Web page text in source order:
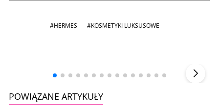
#HERMES #KOSMETYKI LUKSUSOWE
POWIĄZANE ARTYKUŁY